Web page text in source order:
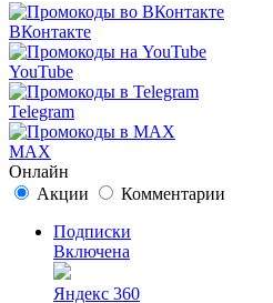
ВКонтакте
YouTube
Telegram
MAX
Онлайн
Акции
Комментарии
Подписки
Включена
Яндекс 360